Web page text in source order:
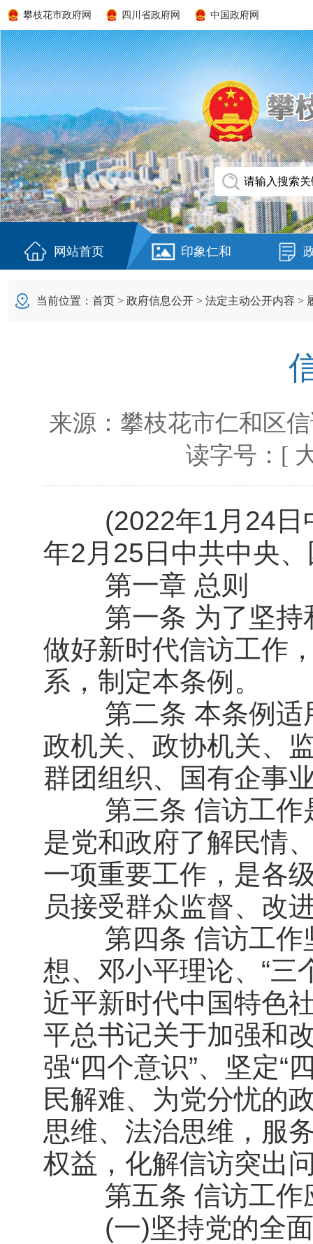
攀枝花市政府网 四川省政府网 中国政府网
网站首页 印象仁和
当前位置： 首页 > 政府信息公开 > 法定主动公开内容 >
来源： 攀枝花市仁和区
读字号：[
(2022年1月24日中
年2月25日中共中央
第一章 总则
第一条 为了坚持和
做好新时代信访工作
系，制定本条例。
第二条 本条例适用
政机关、政协机关、
群团组织、国有企事
第三条 信访工作是
是党和政府了解民情
一项重要工作，是各
员接受群众监督、改
第四条 信访工作坚
想、邓小平理论、“三
近平新时代中国特色
平总书记关于加强和
强“四个意识”、坚定“
民解难、为党分忧的
思维、法治思维，服
权益，化解信访突出
第五条 信访工作
(一)坚持党的全面